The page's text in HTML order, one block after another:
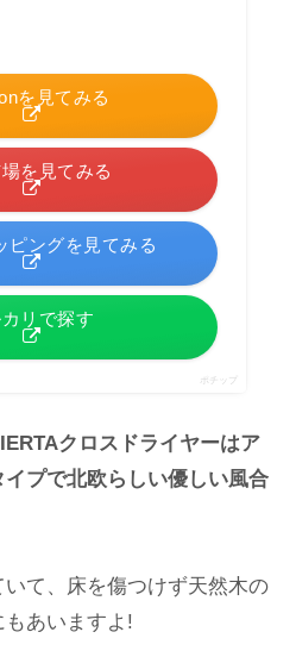
を見てみる
を見てみる
ピングを見てみる
カリで探す
ポチップ
クロスドライヤーはア
プで北欧らしい優しい風合
て、床を傷つけず天然木の
あいますよ!